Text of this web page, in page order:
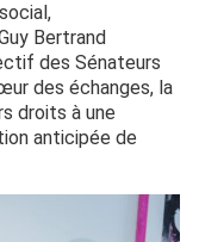
Bertrand
des Sénateurs
des échanges, la
droits à une
anticipée de